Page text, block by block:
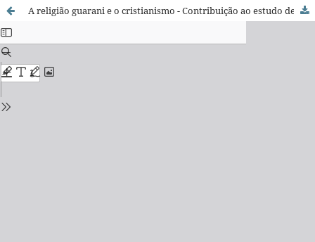
A religião guarani e o cristianismo - Contribuição ao estudo de um processo histórico de comunicação intercultural